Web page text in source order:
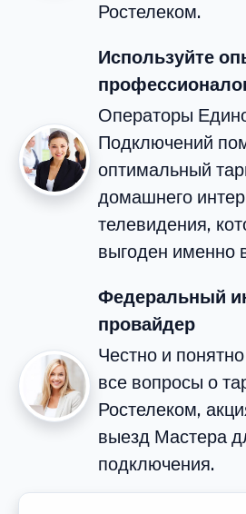
Ростелеком.
Используйте
Операторы
Подключений
оптимальный
домашнего
телевидения,
выгоден именно
Федеральный
провайдер
Честно и
все вопросы о
Ростелеком,
выезд Мастера
подключения.